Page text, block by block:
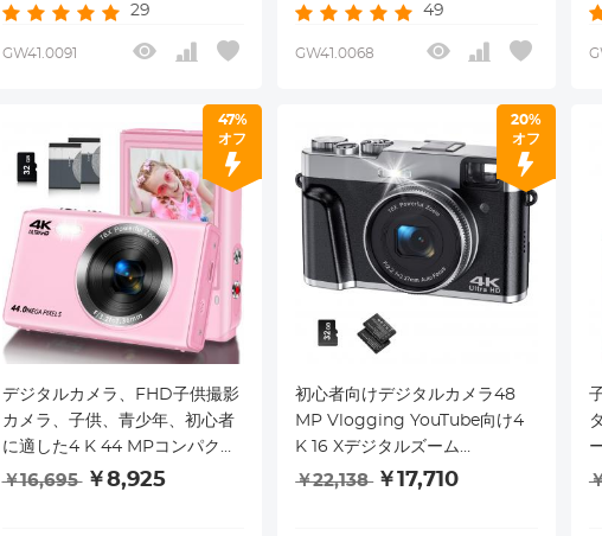
ド、2ブックバッテリー（ブラッ
ク）
29
GW41.0091
トビジョン2バッテリー
49
GW41.0068
47%
オフ
デジタルカメラ、FHD子供撮影
カメラ、子供、青少年、初心者
に適した4 K 44 MPコンパクト
バカカメラ、32 GB SDカー
￥16,695 ￥8,925
20%
オフ
初心者向けデジタルカメラ48
MP Vlogging YouTube向け4
K 16 Xデジタルズーム
VloggingカメラSDカード、バ
￥22,138 ￥17,710